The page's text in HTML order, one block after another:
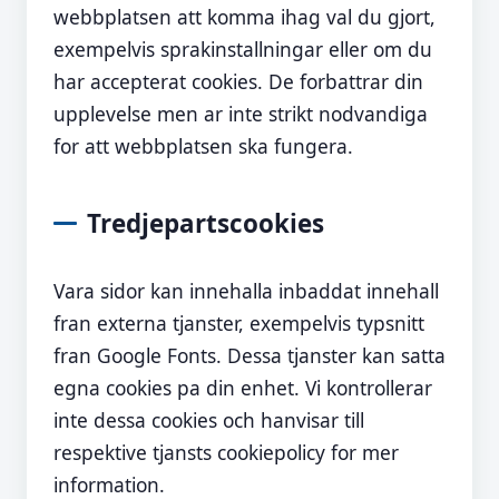
webbplatsen att komma ihag val du gjort,
exempelvis sprakinstallningar eller om du
har accepterat cookies. De forbattrar din
upplevelse men ar inte strikt nodvandiga
for att webbplatsen ska fungera.
Tredjepartscookies
Vara sidor kan innehalla inbaddat innehall
fran externa tjanster, exempelvis typsnitt
fran Google Fonts. Dessa tjanster kan satta
egna cookies pa din enhet. Vi kontrollerar
inte dessa cookies och hanvisar till
respektive tjansts cookiepolicy for mer
information.